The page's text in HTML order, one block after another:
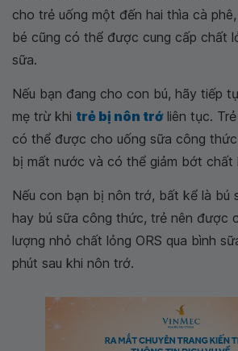
cho trẻ uống một đến hai thìa cà
bé cũng có thể được cung cấp chất
sữa.
Nếu bạn đang cho con bú, hãy tiếp
mẹ trừ khi trẻ bị nôn trớliên tục.
có thể được cho uống sữa công
bị mất nước và có thể giảm bớt chất
Nếu con bạn bị nôn trớ, bất kể là bú
hay bú sữa công thức, trẻ nên được
lượng nhỏ chất lỏng ORS qua bình
phút sau khi nôn trớ.